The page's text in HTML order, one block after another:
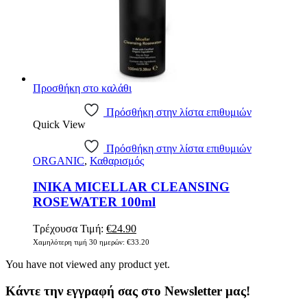
Προσθήκη στο καλάθι
Πρόσθήκη στην λίστα επιθυμιών
Quick View
Πρόσθήκη στην λίστα επιθυμιών
ORGANIC, Καθαρισμός
INIKA MICELLAR CLEANSING
ROSEWATER 100ml
Τρέχουσα Τιμή: Original
price
€33.20.
€24.90Η
τρέχουσα
είναι:
Χαμηλότερη τιμή 30 ημερών: €33.20
You have not viewed any product yet.
Κάντε την εγγραφή σας στο Newsletter μας!